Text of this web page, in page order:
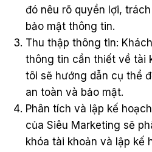
đó nêu rõ quyền lợi,
bảo mật thông tin.
Thu thập thông tin:
thông tin cần thiết về tài
tôi sẽ hướng dẫn cụ thể
an toàn và bảo mật.
Phân tích và lập kế
của Siêu Marketing sẽ
khóa tài khoản và lập kế